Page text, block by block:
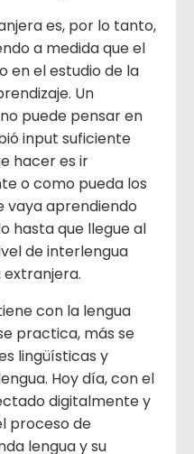
es, por lo tanto,
a medida que el
en el estudio de la
Un
puede pensar en
input suficiente
hacer es ir
o como pueda los
vaya aprendiendo
hasta que llegue al
de interlengua
con la lengua
practica, más se
lingüísticas y
Hoy día, con el
digitalmente y
proceso de
lengua y su